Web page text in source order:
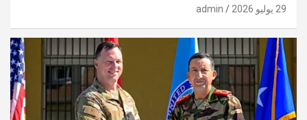
29 يوليو 2026 admin